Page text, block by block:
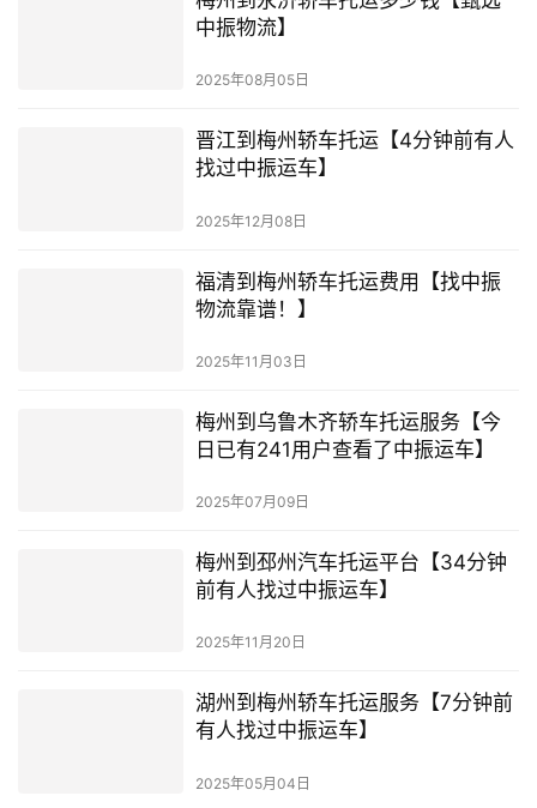
中振物流】
2025年08月05日
晋江到梅州轿车托运【4分钟前有人
找过中振运车】
2025年12月08日
福清到梅州轿车托运费用【找中振
物流靠谱！】
2025年11月03日
梅州到乌鲁木齐轿车托运服务【今
日已有241用户查看了中振运车】
2025年07月09日
梅州到邳州汽车托运平台【34分钟
前有人找过中振运车】
2025年11月20日
湖州到梅州轿车托运服务【7分钟前
有人找过中振运车】
2025年05月04日